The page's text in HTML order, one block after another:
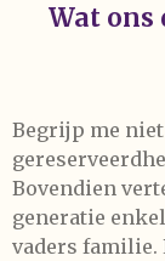
Wat ons
Begrijp me
Bovendien
generatie
vaders familie.